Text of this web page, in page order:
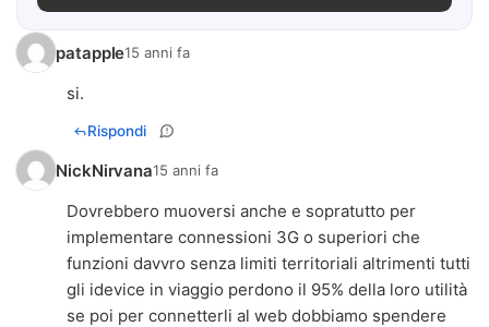
patapple15 anni fa
si.
Rispondi
NickNirvana15 anni fa
Dovrebbero muoversi anche e sopratutto per
implementare connessioni 3G o superiori che
funzioni davvro senza limiti territoriali altrimenti tutti
gli idevice in viaggio perdono il 95% della loro utilità
se poi per connetterli al web dobbiamo spendere